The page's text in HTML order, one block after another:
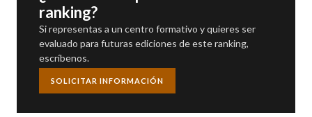
ranking?
Si representas a un centro formativo y quieres ser
evaluado para futuras ediciones de este ranking,
escríbenos.
SOLICITAR INFORMACIÓN